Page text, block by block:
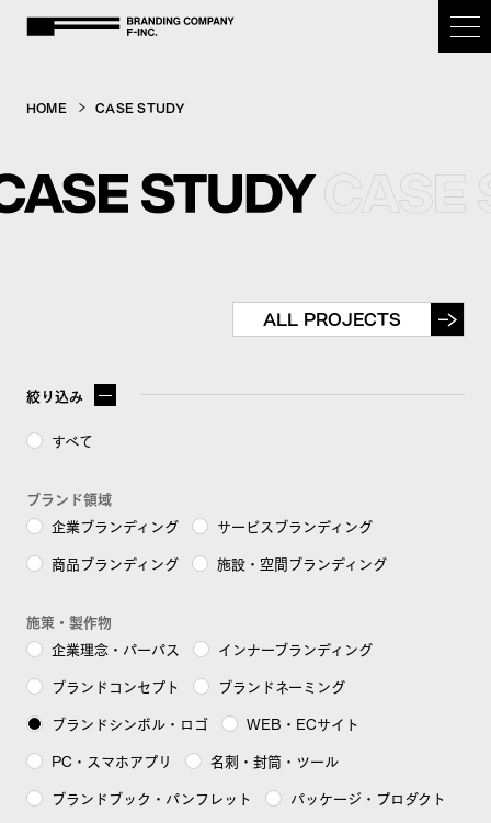
OUR PURPOSE
NEWS
FuFuFu Lab
お問い合わせ
BRANDING COMPANY F-inc.
HOME CASE STUDY
ALL PROJECTS
絞り込み
すべて
ブランド領域
企業ブランディング
サービスブランディング
商品ブランディング
施設・空間ブランディング
施策・製作物
企業理念・パーパス
インナーブランディング
ブランドコンセプト
ブランドネーミング
ブランドシンボル・ロゴ
WEB・ECサイト
PC・スマホアプリ
名刺・封筒・ツール
ブランドブック・パンフレット
パッケージ・プロダクト